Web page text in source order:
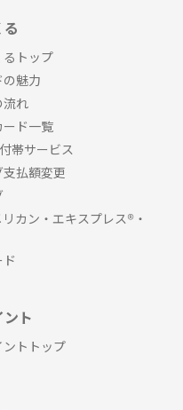
る
るトップ
の魅力
流れ
ード一覧
帯サービス
支払額変更
カン・エキスプレス®・
ド
ント
トトップ